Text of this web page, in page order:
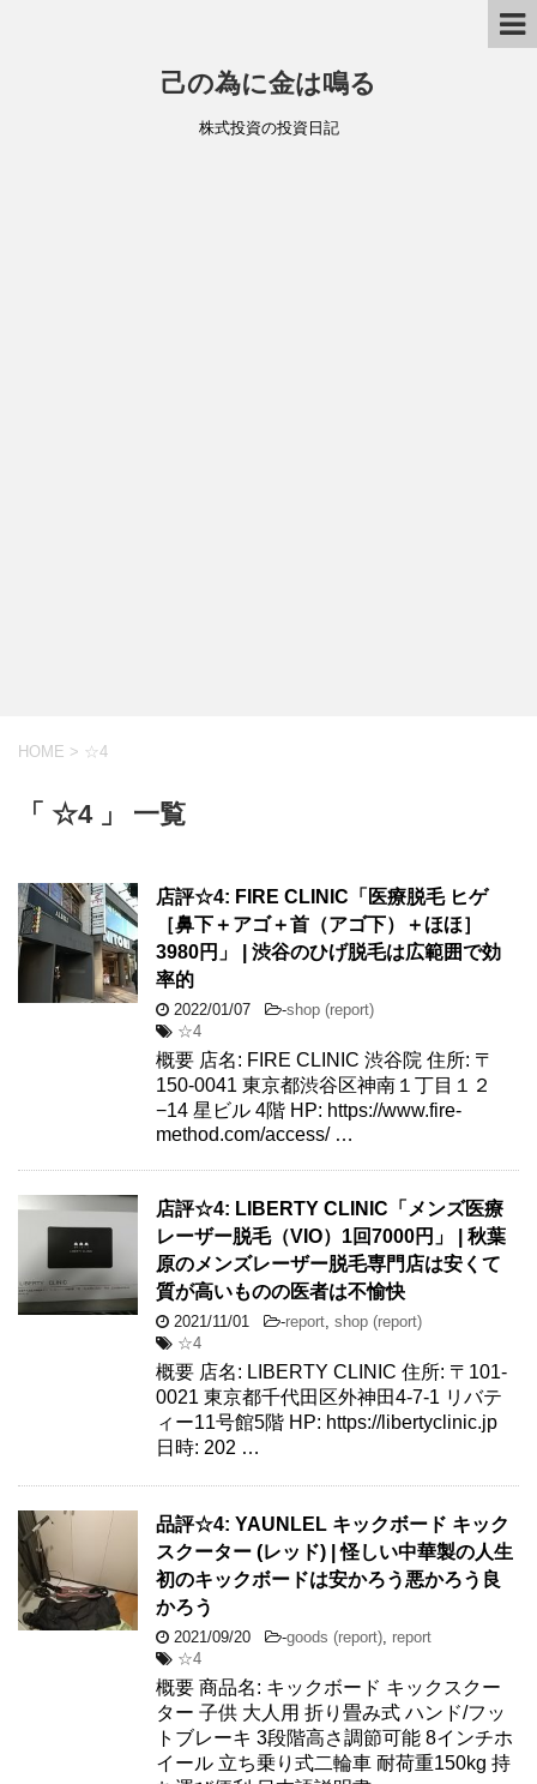
己の為に金は鳴る
株式投資の投資日記
HOME > ☆4
「 ☆4 」 一覧
店評☆4: FIRE CLINIC「医療脱毛 ヒゲ
［鼻下＋アゴ＋首（アゴ下）＋ほほ］
3980円」 | 渋谷のひげ脱毛は広範囲で効
率的
2022/01/07 -shop (report)
☆4
概要 店名: FIRE CLINIC 渋谷院 住所: 〒
150-0041 東京都渋谷区神南１丁目１２
−14 星ビル 4階 HP: https://www.fire-
method.com/access/ …
店評☆4: LIBERTY CLINIC「メンズ医療
レーザー脱毛（VIO）1回7000円」 | 秋葉
原のメンズレーザー脱毛専門店は安くて
質が高いものの医者は不愉快
2021/11/01 -report shop (report)
☆4
概要 店名: LIBERTY CLINIC 住所: 〒101-
0021 東京都千代田区外神田4-7-1 リバテ
ィー11号館5階 HP: https://libertyclinic.jp
日時: 202 …
品評☆4: YAUNLEL キックボード キック
スクーター (レッド) | 怪しい中華製の人生
初のキックボードは安かろう悪かろう良
かろう
2021/09/20 -goods (report) report
☆4
概要 商品名: キックボード キックスクー
ター 子供 大人用 折り畳み式 ハンド/フッ
トブレーキ 3段階高さ調節可能 8インチホ
イール 立ち乗り式二輪車 耐荷重150kg 持